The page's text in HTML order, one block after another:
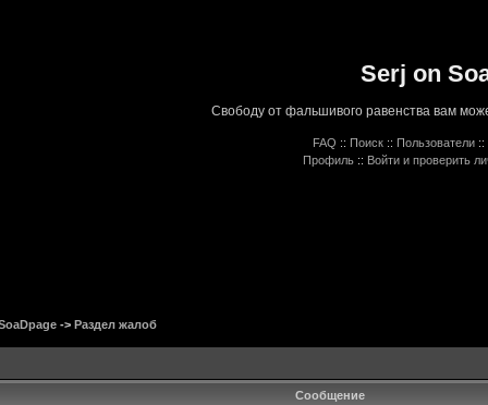
Serj on
Свободу от фальшивого равенства вам
FAQ :: Поиск :: Пользователи ::
Профиль :: Войти и проверить
-> Раздел жалоб
Сообщение